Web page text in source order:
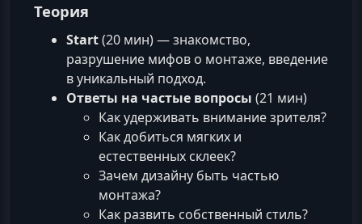
Теория
Start(20 мин) — знакомство,
разрушение мифов о монтаже, введение
в уникальный подход.
Ответы на частые вопросы (21 мин)
Как удерживать внимание зрителя?
Как добиться мягких и
естественных склеек?
Зачем дизайну быть частью
монтажа?
Как развить собственный стиль?